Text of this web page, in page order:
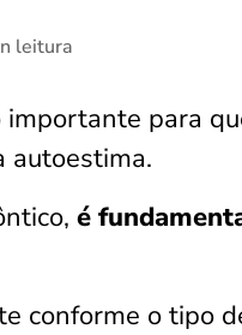
leitura
para
autoestima.
é
conforme o tipo